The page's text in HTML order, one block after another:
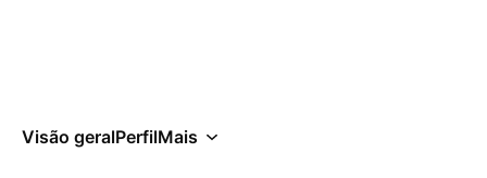
Visão geralPerfilMais